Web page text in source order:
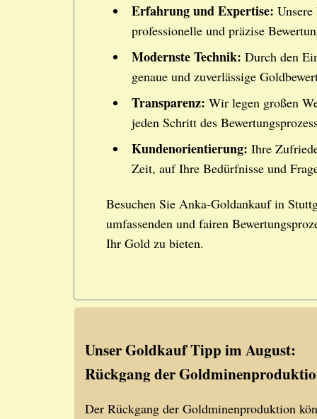
Erfahrung und Expertise:
professionelle und präzise
Modernste Technik: Durch den
genaue und zuverlässige
Transparenz: Wir legen großen
jeden Schritt des
Kundenorientierung: Ihre
Zeit, auf Ihre Bedürfnisse und
Besuchen Sie Anka-Goldankauf in
umfassenden und fairen
Ihr Gold zu bieten.
Unser Goldkauf Tipp im August:
Rückgang der
Der Rückgang der Goldminenproduktion